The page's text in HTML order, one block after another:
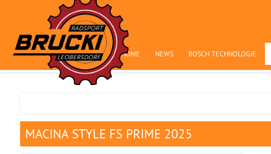
HOME NEWS BOSCH TECHNOLOGIE
MACINA STYLE FS PRIME 2025